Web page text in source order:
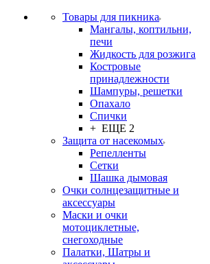
Товары для пикника
Мангалы, коптильни,
печи
Жидкость для розжига
Костровые
принадлежности
Шампуры, решетки
Опахало
Спички
+ ЕЩЕ 2
Защита от насекомых
Репелленты
Сетки
Шашка дымовая
Очки солнцезащитные и
аксессуары
Маски и очки
мотоциклетные,
снегоходные
Палатки, Шатры и